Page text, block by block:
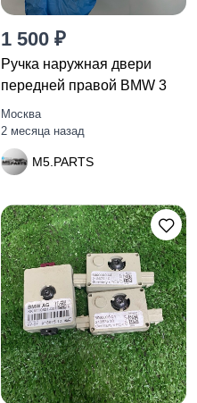
1 500 ₽
Ручка наружная двери
передней правой BMW 3
Москва
2 месяца назад
M5.PARTS